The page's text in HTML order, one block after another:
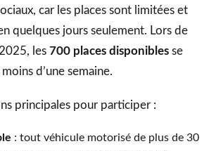
car les places sont limitées et
quelques jours seulement. Lors de
les 700 places disponibles se
d’une semaine.
principales pour participer :
: tout véhicule motorisé de plus de 30